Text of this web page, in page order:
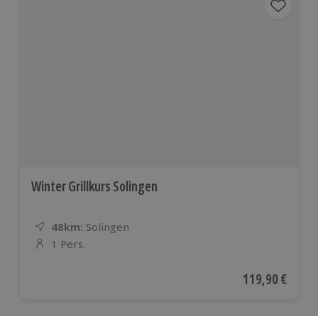
Winter Grillkurs Solingen
48km: Entfernung
Standort
Solingen
Anzahl der Teilnehmer
1 Pers.
Aktueller Preis
119,90 €